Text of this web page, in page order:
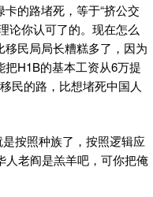
的路堵死，等于“挤公交
论你认可了的。现在怎么
民局局长糟糕多了，因为
H1B的基本工资从6万提
民的路，比想堵死中国人
按照种族了，按照逻辑应
人老阎是羔羊吧，可你把俺